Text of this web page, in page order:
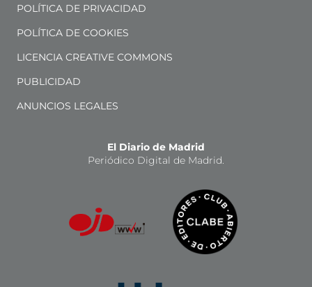
POLÍTICA DE PRIVACIDAD
POLÍTICA DE COOKIES
LICENCIA CREATIVE COMMONS
PUBLICIDAD
ANUNCIOS LEGALES
El Diario de Madrid
Periódico Digital de Madrid.